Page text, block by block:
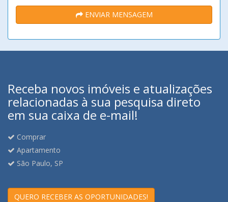
ENVIAR MENSAGEM
Receba novos imóveis e atualizações
relacionadas à sua pesquisa direto
em sua caixa de e-mail!
Comprar
Apartamento
São Paulo, SP
QUERO RECEBER AS OPORTUNIDADES!